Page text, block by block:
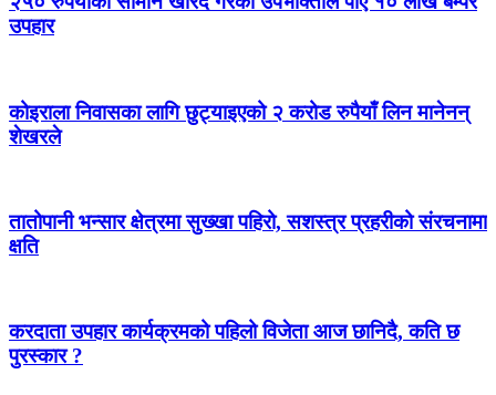
उपहार
कोइराला निवासका लागि छुट्याइएको २ करोड रुपैयाँ लिन मानेनन्
शेखरले
तातोपानी भन्सार क्षेत्रमा सुख्खा पहिरो, सशस्त्र प्रहरीको संरचनामा
क्षति
करदाता उपहार कार्यक्रमको पहिलो विजेता आज छानिदै, कति छ
पुरस्कार ?